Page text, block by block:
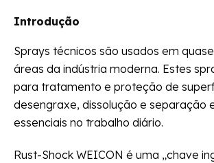
Introdução
Sprays técnicos são usados em
áreas da indústria moderna. Estes
para tratamento e proteção de
desengraxe, dissolução e separação
essenciais no trabalho diário.
Rust-Shock WEICON é uma „chave